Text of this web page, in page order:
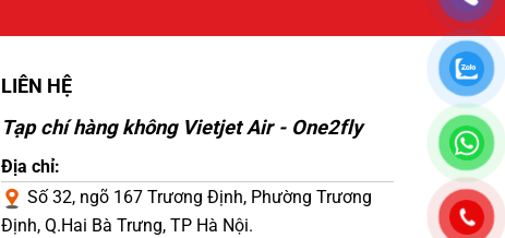
LIÊN HỆ
Tạp chí hàng không Vietjet Air - One2fly
Địa chỉ:
Số 32, ngõ 167 Trương Định, Phường Trương
Định, Q.Hai Bà Trưng, TP Hà Nội.